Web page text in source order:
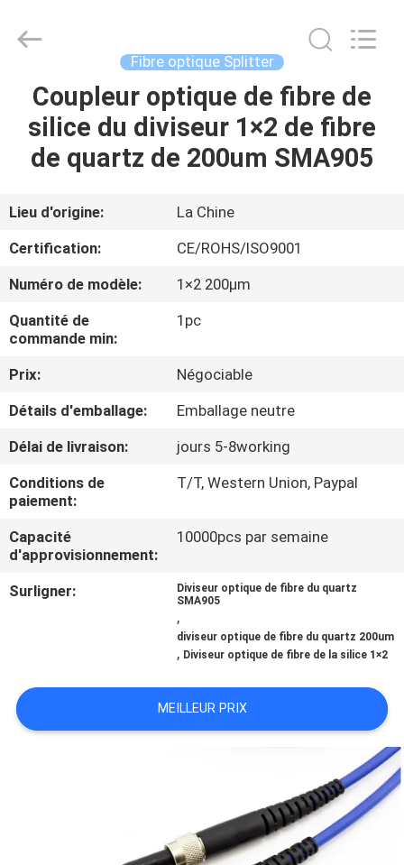
MAISON
PRODUITS
AU
SUJET
DE
VISITE
CONTRÔLE
DE
QUALITÉ
CONTACTEZ-
NOUS
DEMANDEZ
Electronics&Communication
Reserved.
Fibre optique Splitter
Coupleur optique de fibre de
silice du diviseur 1×2 de fibre
de quartz de 200um SMA905
Lieu d'origine:
La Chine
Certification:
CE/ROHS/ISO9001
Numéro de modèle:
1×2 200μm
Quantité de
commande min:
1pc
Prix:
Négociable
Détails d'emballage:
Emballage neutre
Délai de livraison:
jours 5-8working
Conditions de
paiement:
T/T, Western Union, Paypal
Capacité
d'approvisionnement:
10000pcs par semaine
Surligner:
Diviseur optique de fibre du quartz
SMA905
,
diviseur optique de fibre du quartz 200um
, Diviseur optique de fibre de la silice 1×2
MEILLEUR PRIX